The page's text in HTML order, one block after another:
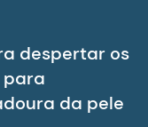
despertar os
para
da pele